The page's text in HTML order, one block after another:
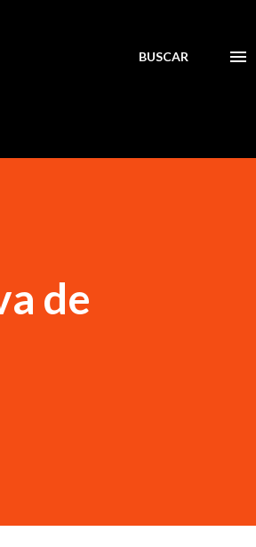
BUSCAR
de